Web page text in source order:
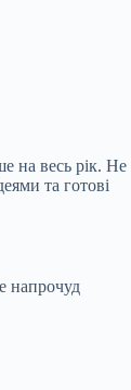
на весь рік. Не
та готові
напрочуд